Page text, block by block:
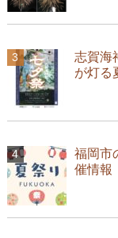
志賀海
が灯る
福岡市
催情報